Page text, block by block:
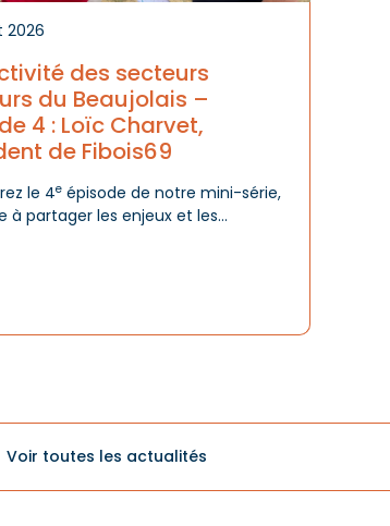
2026
des secteurs
du Beaujolais –
4 : Loïc Charvet,
de Fibois69
le 4eépisode de notre mini-série,
à partager les enjeux et les
au travers de la vision de leur
Voir toutes les actualités